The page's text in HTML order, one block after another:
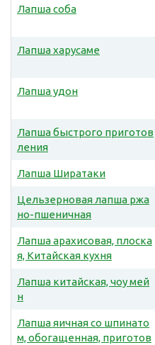
Лапша соба
Лапша харусаме
Лапша удон
Лапша быстрого приготов
ления
Лапша Ширатаки
Цельзерновая лапша ржа
но-пшеничная
Лапша арахисовая, плоска
я, Китайская кухня
Лапша китайская, чоу мей
н
Лапша яичная со шпинато
м, обогащенная, приготов